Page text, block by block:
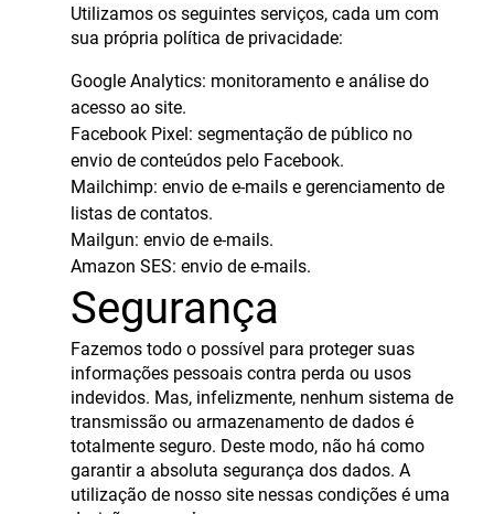
Utilizamos os seguintes serviços, cada um com
sua própria política de privacidade:
Google Analytics: monitoramento e análise do
acesso ao site.
Facebook Pixel: segmentação de público no
envio de conteúdos pelo Facebook.
Mailchimp: envio de e-mails e gerenciamento de
listas de contatos.
Mailgun: envio de e-mails.
Amazon SES: envio de e-mails.
Segurança
Fazemos todo o possível para proteger suas
informações pessoais contra perda ou usos
indevidos. Mas, infelizmente, nenhum sistema de
transmissão ou armazenamento de dados é
totalmente seguro. Deste modo, não há como
garantir a absoluta segurança dos dados. A
utilização de nosso site nessas condições é uma